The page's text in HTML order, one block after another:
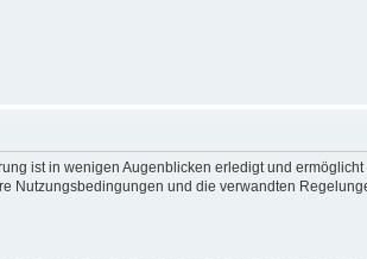
ist in wenigen Augenblicken erledigt und
Nutzungsbedingungen und die verwandten